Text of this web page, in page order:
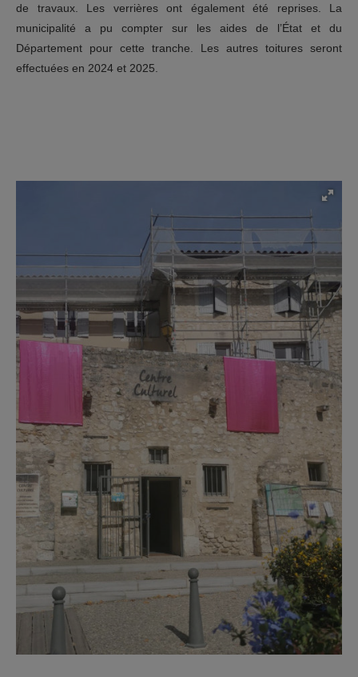
de travaux. Les verrières ont également été reprises. La
municipalité a pu compter sur les aides de l’État et du
Département pour cette tranche. Les autres toitures seront
effectuées en 2024 et 2025.